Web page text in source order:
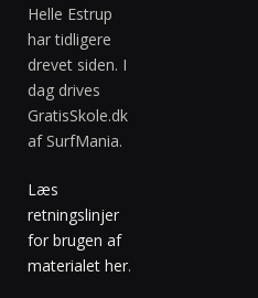
Helle Estrup
har tidligere
drevet siden. I
dag drives
GratisSkole.dk
af SurfMania.
Læs
retningslinjer
for brugen af
materialet her.